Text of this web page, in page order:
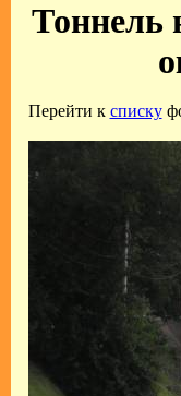
Тоннель
Перейти к списку